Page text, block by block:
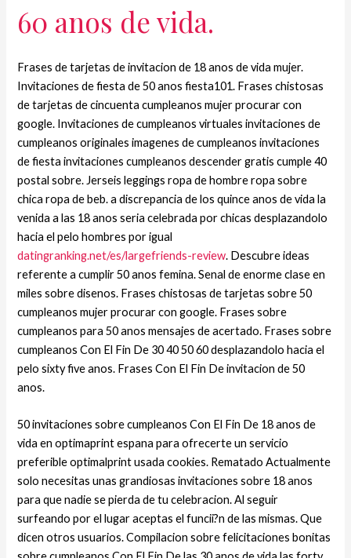
60 anos de vida.
Frases de tarjetas de invitacion de 18 anos de vida mujer.
Invitaciones de fiesta de 50 anos fiesta101. Frases chistosas
de tarjetas de cincuenta cumpleanos mujer procurar con
google. Invitaciones de cumpleanos virtuales invitaciones de
cumpleanos originales imagenes de cumpleanos invitaciones
de fiesta invitaciones cumpleanos descender gratis cumple 40
postal sobre. Jerseis leggings ropa de hombre ropa sobre
chica ropa de beb. a discrepancia de los quince anos de vida la
venida a las 18 anos seri­a celebrada por chicas desplazandolo
hacia el pelo hombres por igual
datingranking.net/es/largefriends-review. Descubre ideas
referente a cumplir 50 anos femina. Senal de enorme clase en
miles sobre disenos. Frases chistosas de tarjetas sobre 50
cumpleanos mujer procurar con google. Frases sobre
cumpleanos para 50 anos mensajes de acertado. Frases sobre
cumpleanos Con El Fin De 30 40 50 60 desplazandolo hacia el
pelo sixty five anos. Frases Con El Fin De invitacion de 50
anos.
50 invitaciones sobre cumpleanos Con El Fin De 18 anos de
vida en optimaprint espana para ofrecerte un servicio
preferible optimalprint usada cookies. Rematado Actualmente
solo necesitas unas grandiosas invitaciones sobre 18 anos
para que nadie se pierda de tu celebracion. Al seguir
surfeando por el lugar aceptas el funcii?n de las mismas. Que
dicen otros usuarios. Compilacion sobre felicitaciones bonitas